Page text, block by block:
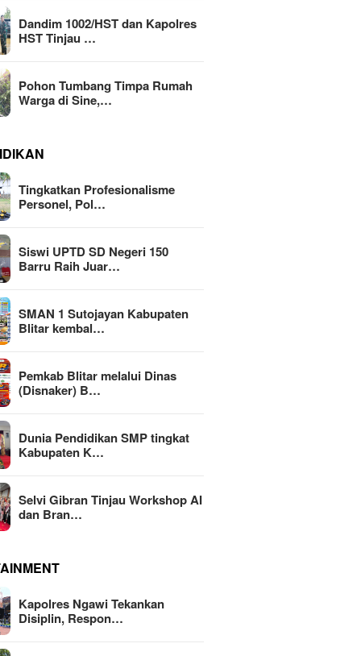
Dandim 1002/HST dan Kapolres
HST Tinjau …
Pohon Tumbang Timpa Rumah
Warga di Sine,…
Tingkatkan Profesionalisme
Personel, Pol…
Siswi UPTD SD Negeri 150
Barru Raih Juar…
SMAN 1 Sutojayan Kabupaten
Blitar kembal…
Pemkab Blitar melalui Dinas
(Disnaker) B…
Dunia Pendidikan SMP tingkat
Kabupaten K…
Selvi Gibran Tinjau Workshop AI
dan Bran…
Kapolres Ngawi Tekankan
Disiplin, Respon…